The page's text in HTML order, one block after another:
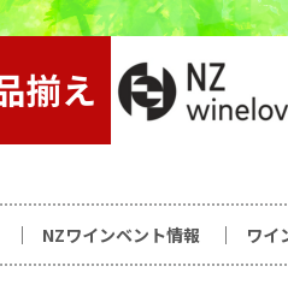
NZワインベント情報 ワイ